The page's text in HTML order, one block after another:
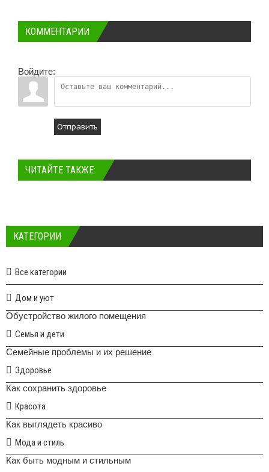
КОММЕНТАРИИ
Войдите:
Отправить
ЧИТАЙТЕ ТАКЖЕ:
КАТЕГОРИИ
Все категории
Дом и уют
Обустройство жилого помещения
Семья и дети
Семейные проблемы и их решение
Здоровье
Как сохранить здоровье
Красота
Как выглядеть красиво
Мода и стиль
Как быть модным и стильным